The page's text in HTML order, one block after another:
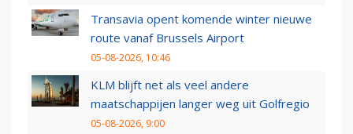
Transavia opent komende winter nieuwe
route vanaf Brussels Airport
05-08-2026, 10:46
KLM blijft net als veel andere
maatschappijen langer weg uit Golfregio
05-08-2026, 9:00